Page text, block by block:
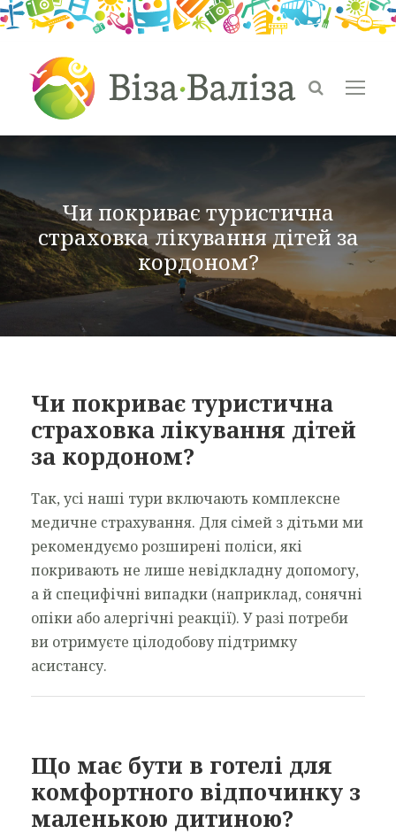
Чи покриває туристична
страховка лікування дітей за
кордоном?
Чи покриває туристична
страховка лікування дітей
за кордоном?
Так, усі наші тури включають комплексне
медичне страхування. Для сімей з дітьми ми
рекомендуємо розширені поліси, які
покривають не лише невідкладну допомогу,
а й специфічні випадки (наприклад, сонячні
опіки або алергічні реакції). У разі потреби
ви отримуєте цілодобову підтримку
асистансу.
Що має бути в готелі для
комфортного відпочинку з
маленькою дитиною?